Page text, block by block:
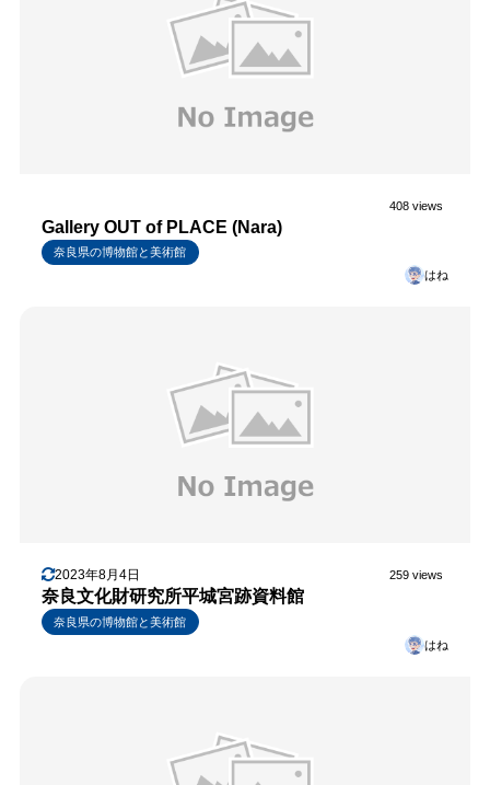
408 views
Gallery OUT of PLACE (Nara)
奈良県の博物館と美術館
はね
2023年8月4日 259 views
奈良文化財研究所平城宮跡資料館
奈良県の博物館と美術館
はね